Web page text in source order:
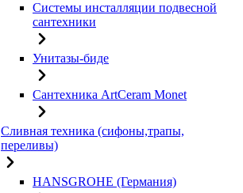
Системы инсталляции подвесной
сантехники
Унитазы-биде
Сантехника ArtCeram Monet
Сливная техника (сифоны,трапы,
переливы)
HANSGROHE (Германия)